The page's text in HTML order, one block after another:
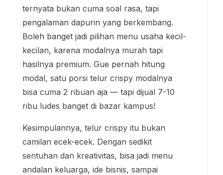
ternyata bukan cuma soal rasa, tapi
pengalaman dapurin yang berkembang.
Boleh banget jadi pilihan menu usaha kecil-
kecilan, karena modalnya murah tapi
hasilnya premium. Gue pernah hitung
modal, satu porsi telur crispy modalnya
bisa cuma 2 ribuan aja — tapi dijual 7-10
ribu ludes banget di bazar kampus!
Kesimpulannya, telur crispy itu bukan
camilan ecek-ecek. Dengan sedikit
sentuhan dan kreativitas, bisa jadi menu
andalan keluarga, ide bisnis, sampai